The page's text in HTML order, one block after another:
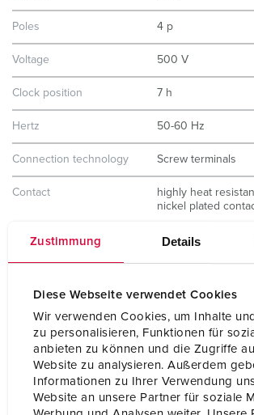
Zustimmung Details
Diese Webseite verwendet Cookies
Wir verwenden Cookies, um Inhalte
zu personalisieren, Funktionen für
anbieten zu können und die Zugriffe
Website zu analysieren. Außerdem
Informationen zu Ihrer Verwendung
Website an unsere Partner für soziale
Poles 4 p
Voltage 500 V
Clock position 7 h
Hertz 50-60 Hz
Connection technology Screw terminals
Contact
highly heat
nickel plated
Protection type IP67
VDE
EAC
CQC